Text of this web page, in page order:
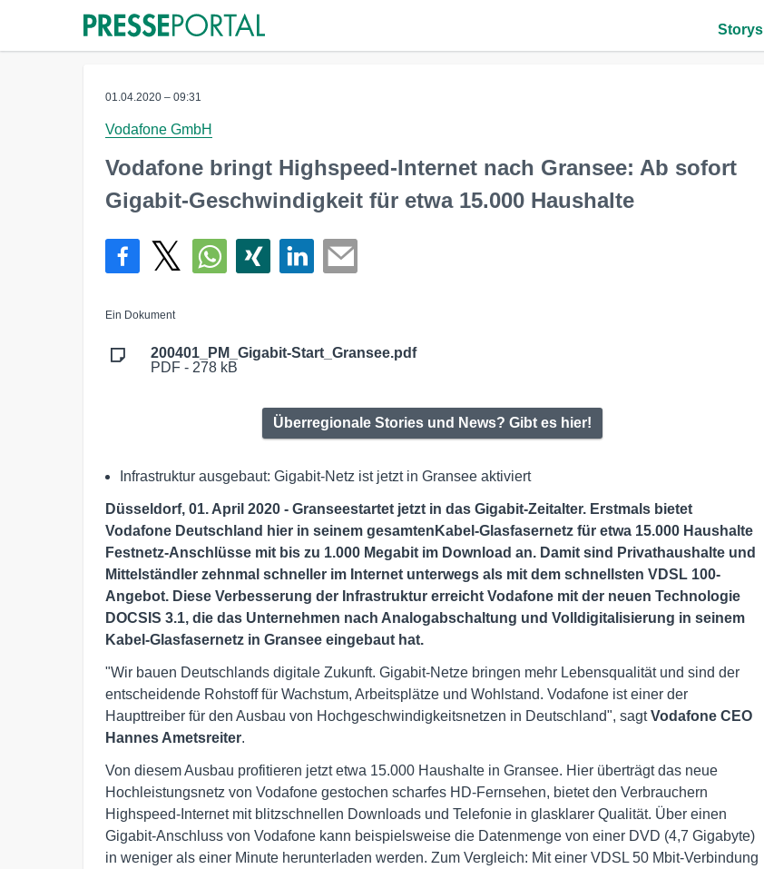
Storys
01.04.2020 – 09:31
Vodafone GmbH
Vodafone bringt Highspeed-Internet nach Gransee: Ab sofort
Gigabit-Geschwindigkeit für etwa 15.000 Haushalte
Ein Dokument
200401_PM_Gigabit-Start_Gransee.pdf
PDF - 278 kB
Überregionale Stories und News? Gibt es hier!
Infrastruktur ausgebaut: Gigabit-Netz ist jetzt in Gransee aktiviert
Düsseldorf, 01. April 2020 - Granseestartet jetzt in das Gigabit-Zeitalter. Erstmals bietet
Vodafone Deutschland hier in seinem gesamten Kabel-Glasfasernetz für etwa 15.000 Haushalte
Festnetz-Anschlüsse mit bis zu 1.000 Megabit im Download an. Damit sind Privathaushalte und
Mittelständler zehnmal schneller im Internet unterwegs als mit dem schnellsten VDSL 100-
Angebot. Diese Verbesserung der Infrastruktur erreicht Vodafone mit der neuen Technologie
DOCSIS 3.1, die das Unternehmen nach Analogabschaltung und Volldigitalisierung in seinem
Kabel-Glasfasernetz in Gransee eingebaut hat.
"Wir bauen Deutschlands digitale Zukunft. Gigabit-Netze bringen mehr Lebensqualität und sind der
entscheidende Rohstoff für Wachstum, Arbeitsplätze und Wohlstand. Vodafone ist einer der
Haupttreiber für den Ausbau von Hochgeschwindigkeitsnetzen in Deutschland", sagtVodafone CEO
Hannes Ametsreiter.
Von diesem Ausbau profitieren jetzt etwa 15.000 Haushalte in Gransee. Hier überträgt das neue
Hochleistungsnetz von Vodafone gestochen scharfes HD-Fernsehen, bietet den Verbrauchern
Highspeed-Internet mit blitzschnellen Downloads und Telefonie in glasklarer Qualität. Über einen
Gigabit-Anschluss von Vodafone kann beispielsweise die Datenmenge von einer DVD (4,7 Gigabyte)
in weniger als einer Minute herunterladen werden. Zum Vergleich: Mit einer VDSL 50 Mbit-Verbindung